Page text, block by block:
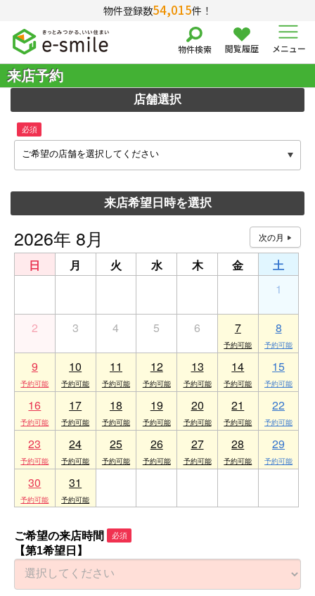
物件登録数54,015件！
物件検索 閲覧履歴 メニュー
来店予約
店舗選択
必須
ご希望の店舗を選択してください
来店希望日時を選択
2026年 8月
日 月 火 水 木 金
土
1
2 3 4 5 6 7 8
9 10 11 12 13 14 15
16 17 18 19 20 21 22
23 24 25 26 27 28 29
30 31
ご希望の来店時間 必須
【第1希望日】